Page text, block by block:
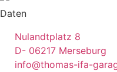
Daten
Nulandtplatz 8
D- 06217 Merseburg
info@thomas-ifa-